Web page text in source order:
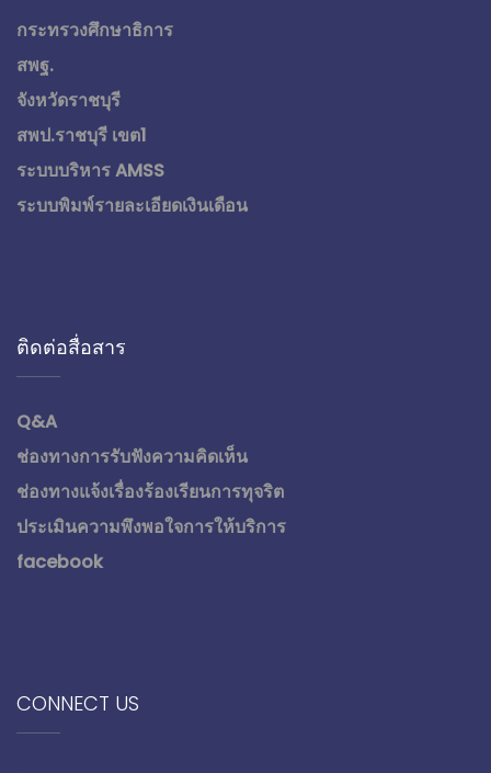
กระทรวงศึกษาธิการ
สพฐ.
จังหวัดราชบุรี
สพป.ราชบุรี เขต1
ระบบบริหาร AMSS
ระบบพิมพ์รายละเอียดเงินเดือน
ติดต่อสื่อสาร
Q&A
ช่องทางการรับฟังความคิดเห็น
ช่องทางแจ้งเรื่องร้องเรียนการทุจริต
ประเมินความพึงพอใจการให้บริการ
facebook
CONNECT US